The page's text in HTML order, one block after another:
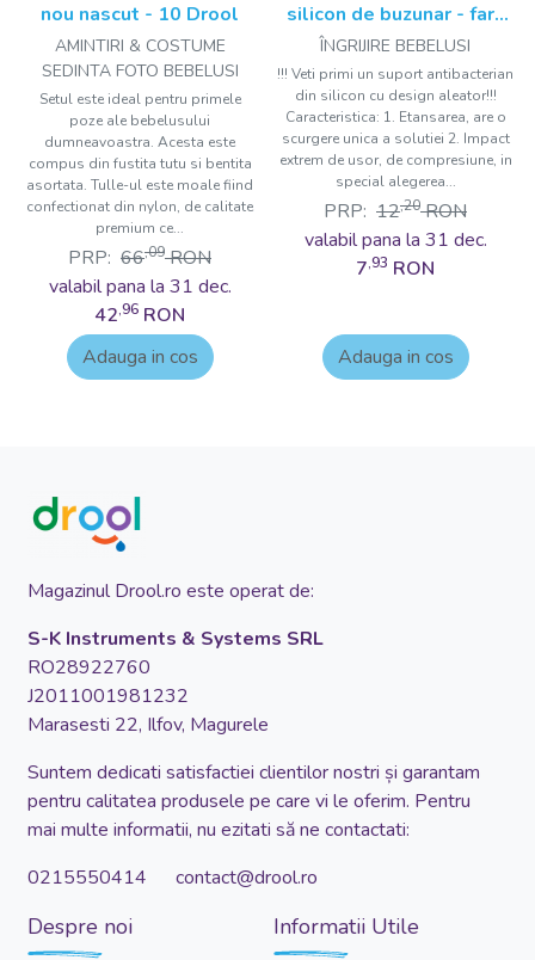
nou nascut - 10 Drool
AMINTIRI & COSTUME
SEDINTA FOTO BEBELUSI
Setul este ideal pentru primele
poze ale bebelusului
dumneavoastra. Acesta este
compus din fustita tutu si bentita
asortata. Tulle-ul este moale fiind
confectionat din nylon, de calitate
premium ce...
PRP: 66,09 RON
valabil pana la 31 dec.
42,96 RON
Adauga in cos
silicon de buzunar - fara
sticla 30ml Drool
ÎNGRIJIRE BEBELUSI
!!! Veti primi un suport antibacterian
din silicon cu design aleator!!!
Caracteristica: 1. Etansarea, are o
scurgere unica a solutiei 2. Impact
extrem de usor, de compresiune, in
special alegerea...
PRP: 12,20 RON
valabil pana la 31 dec.
7,93 RON
Adauga in cos
Magazinul Drool.ro este operat de:
S-K Instruments & Systems SRL
RO28922760
J2011001981232
Marasesti 22, Ilfov, Magurele
Suntem dedicati satisfactiei clientilor nostri și garantam
pentru calitatea produsele pe care vi le oferim. Pentru
mai multe informatii, nu ezitati să ne contactati:
0215550414 contact@drool.ro
Despre noi Informatii Utile